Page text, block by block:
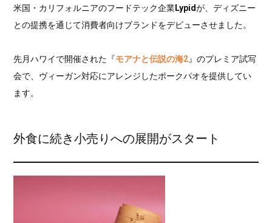
米国・カリフォルニアのフードテック企業Lypidが、ディズニー
との提携を通じて消費者向けブランドをデビューさせました。
先月ハワイで開催された『モアナと伝説の海2』のプレミア試写
会で、ヴィーガン対応にアレンジしたポークパオを提供してい
ます。
外食に続き小売りへの展開がスタート